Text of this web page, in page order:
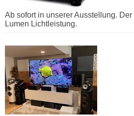
Ab sofort in unserer Ausstellung. Der
Lumen Lichtleistung.